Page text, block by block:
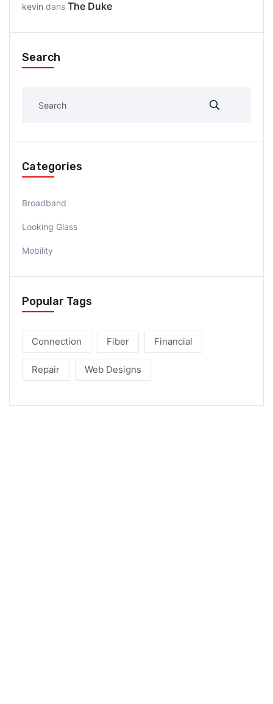
kevin dans The Duke
Search
Categories
Broadband
Looking Glass
Mobility
Popular Tags
Connection Fiber Financial
Repair Web Designs